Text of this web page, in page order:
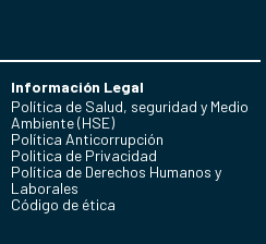
Información Legal
Política de Salud, seguridad y Medio
Ambiente (HSE)
Política Anticorrupción
Politica de Privacidad
Política de Derechos Humanos y
Laborales
Código de ética